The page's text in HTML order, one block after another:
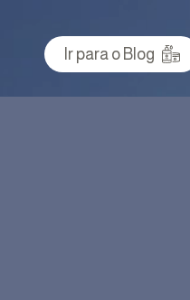
Ir para o Blog